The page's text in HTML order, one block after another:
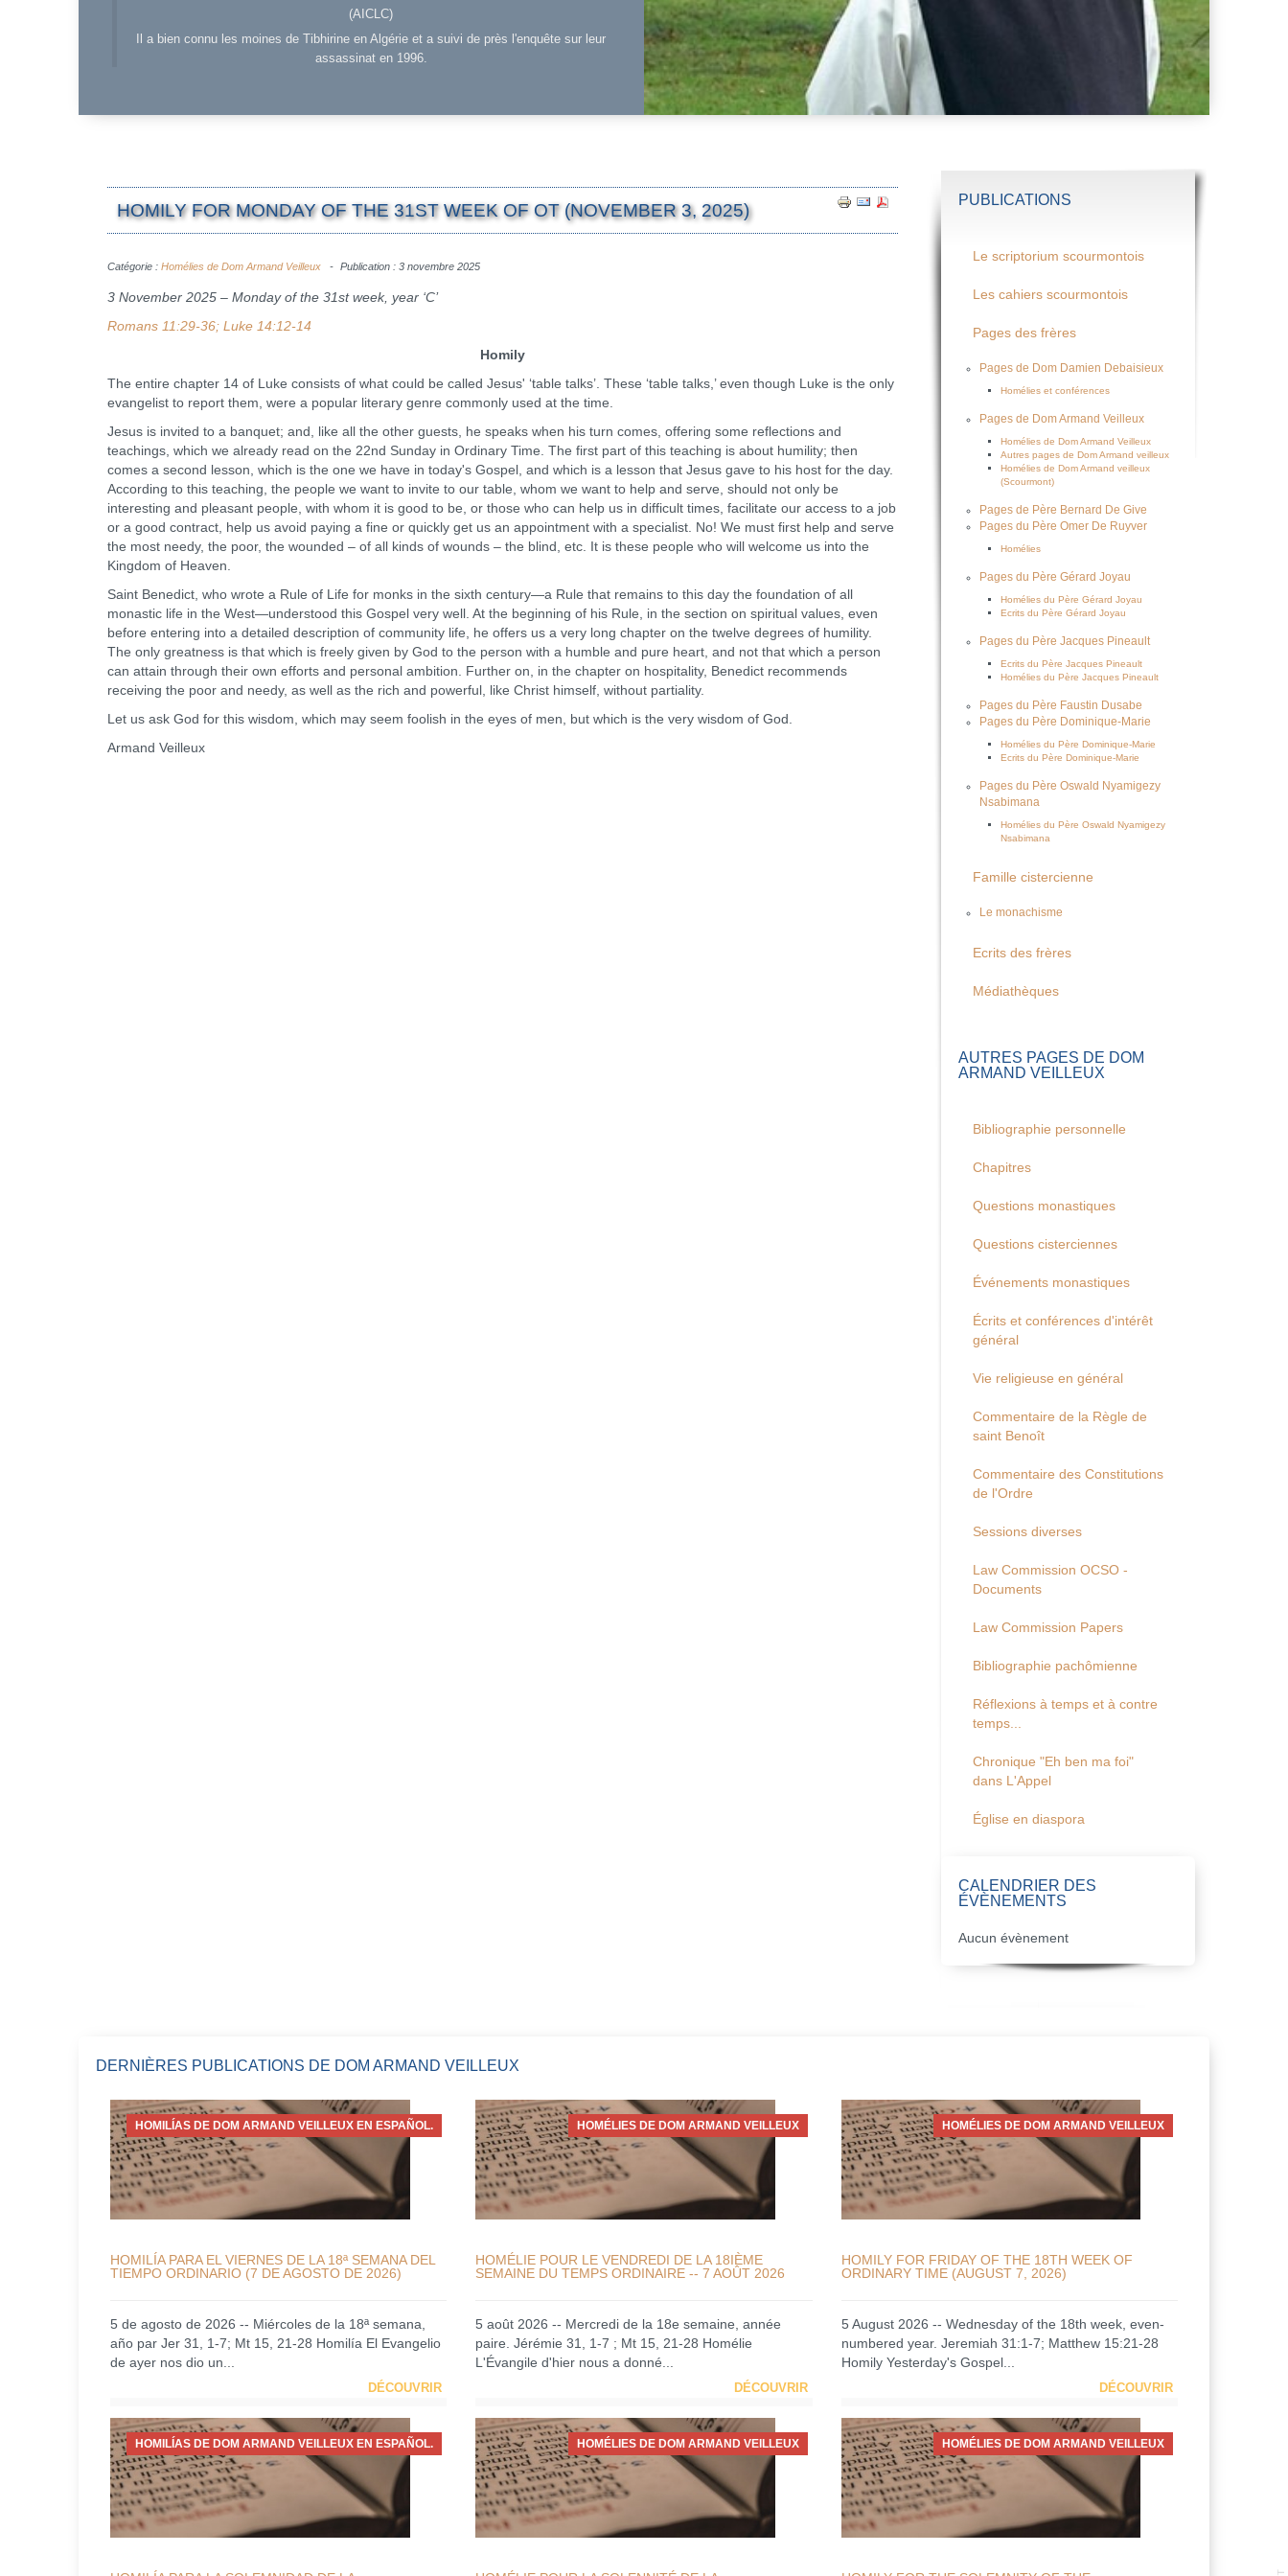
(AICLC)
Il a bien connu les moines de Tibhirine en Algérie et a suivi de près l'enquête sur leur
assassinat en 1996.
HOMILY FOR MONDAY OF THE 31ST WEEK OF OT (NOVEMBER 3, 2025)
Catégorie : Homélies de Dom Armand Veilleux Publication : 3 novembre 2025
3 November 2025 – Monday of the 31st week, year ‘C’
Romans 11:29-36; Luke 14:12-14
Homily
The entire chapter 14 of Luke consists of what could be called Jesus' ‘table talks’. These ‘table talks,’ even though Luke is the only
evangelist to report them, were a popular literary genre commonly used at the time.
Jesus is invited to a banquet; and, like all the other guests, he speaks when his turn comes, offering some reflections and
teachings, which we already read on the 22nd Sunday in Ordinary Time. The first part of this teaching is about humility; then
comes a second lesson, which is the one we have in today's Gospel, and which is a lesson that Jesus gave to his host for the day.
According to this teaching, the people we want to invite to our table, whom we want to help and serve, should not only be
interesting and pleasant people, with whom it is good to be, or those who can help us in difficult times, facilitate our access to a job
or a good contract, help us avoid paying a fine or quickly get us an appointment with a specialist. No! We must first help and serve
the most needy, the poor, the wounded – of all kinds of wounds – the blind, etc. It is these people who will welcome us into the
Kingdom of Heaven.
Saint Benedict, who wrote a Rule of Life for monks in the sixth century—a Rule that remains to this day the foundation of all
monastic life in the West—understood this Gospel very well. At the beginning of his Rule, in the section on spiritual values, even
before entering into a detailed description of community life, he offers us a very long chapter on the twelve degrees of humility.
The only greatness is that which is freely given by God to the person with a humble and pure heart, and not that which a person
can attain through their own efforts and personal ambition. Further on, in the chapter on hospitality, Benedict recommends
receiving the poor and needy, as well as the rich and powerful, like Christ himself, without partiality.
Let us ask God for this wisdom, which may seem foolish in the eyes of men, but which is the very wisdom of God.
Armand Veilleux
PUBLICATIONS
Le scriptorium scourmontois
Les cahiers scourmontois
Pages des frères
Pages de Dom Damien Debaisieux
Homélies et conférences
Pages de Dom Armand Veilleux
Homélies de Dom Armand Veilleux
Autres pages de Dom Armand veilleux
Homélies de Dom Armand veilleux
(Scourmont)
Pages de Père Bernard De Give
Pages du Père Omer De Ruyver
Homélies
Pages du Père Gérard Joyau
Homélies du Père Gérard Joyau
Ecrits du Père Gérard Joyau
Pages du Père Jacques Pineault
Ecrits du Père Jacques Pineault
Homélies du Père Jacques Pineault
Pages du Père Faustin Dusabe
Pages du Père Dominique-Marie
Homélies du Père Dominique-Marie
Ecrits du Père Dominique-Marie
Pages du Père Oswald Nyamigezy
Nsabimana
Homélies du Père Oswald Nyamigezy
Nsabimana
Famille cistercienne
Le monachisme
Ecrits des frères
Médiathèques
AUTRES PAGES DE DOM
ARMAND VEILLEUX
Bibliographie personnelle
Chapitres
Questions monastiques
Questions cisterciennes
Événements monastiques
Écrits et conférences d'intérêt
général
Vie religieuse en général
Commentaire de la Règle de
saint Benoît
Commentaire des Constitutions
de l'Ordre
Sessions diverses
Law Commission OCSO -
Documents
Law Commission Papers
Bibliographie pachômienne
Réflexions à temps et à contre
temps...
Chronique "Eh ben ma foi"
dans L'Appel
Église en diaspora
CALENDRIER DES
ÉVÈNEMENTS
Aucun évènement
DERNIÈRES PUBLICATIONS DE DOM ARMAND VEILLEUX
HOMILÍAS DE DOM ARMAND VEILLEUX EN ESPAÑOL.
HOMILÍA PARA EL VIERNES DE LA 18ª SEMANA DEL
TIEMPO ORDINARIO (7 DE AGOSTO DE 2026)
5 de agosto de 2026 -- Miércoles de la 18ª semana,
año par Jer 31, 1-7; Mt 15, 21-28 Homilía El Evangelio
de ayer nos dio un...
DÉCOUVRIR
HOMÉLIES DE DOM ARMAND VEILLEUX
HOMÉLIE POUR LE VENDREDI DE LA 18IÈME
SEMAINE DU TEMPS ORDINAIRE -- 7 AOÛT 2026
5 août 2026 -- Mercredi de la 18e semaine, année
paire. Jérémie 31, 1-7 ; Mt 15, 21-28 Homélie
L'Évangile d'hier nous a donné...
DÉCOUVRIR
HOMÉLIES DE DOM ARMAND VEILLEUX
HOMILY FOR FRIDAY OF THE 18TH WEEK OF
ORDINARY TIME (AUGUST 7, 2026)
5 August 2026 -- Wednesday of the 18th week, even-
numbered year. Jeremiah 31:1-7; Matthew 15:21-28
Homily Yesterday's Gospel...
DÉCOUVRIR
HOMILÍAS DE DOM ARMAND VEILLEUX EN ESPAÑOL. HOMÉLIES DE DOM ARMAND VEILLEUX HOMÉLIES DE DOM ARMAND VEILLEUX